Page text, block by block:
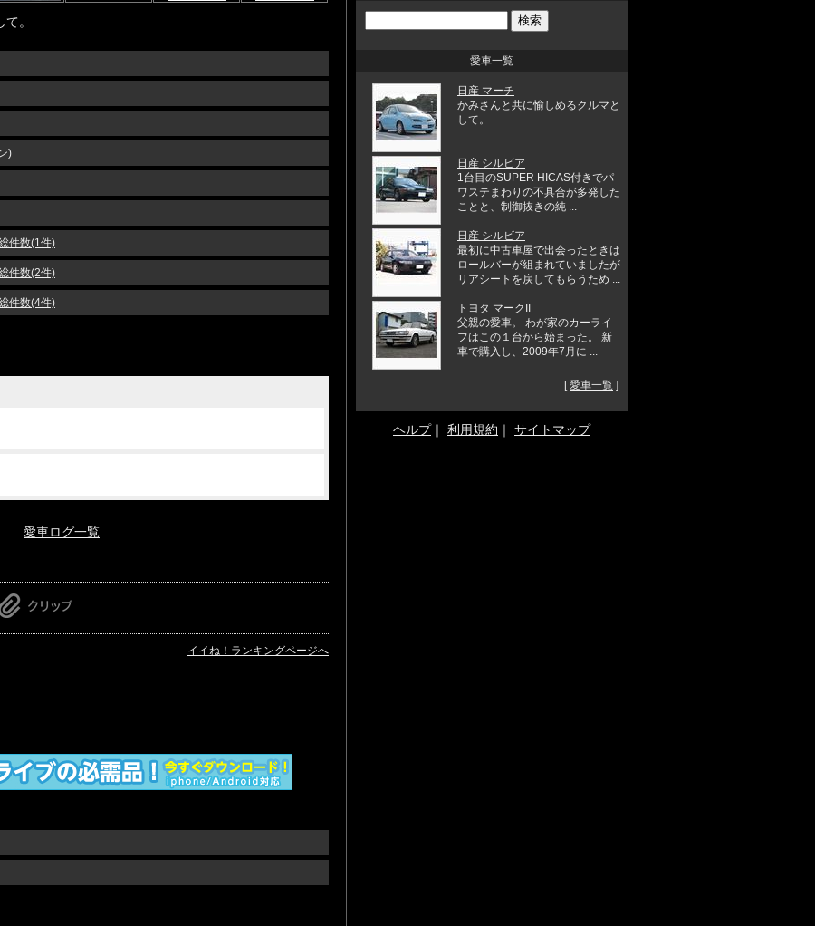
。
)
件数(1件)
件数(2件)
件数(4件)
愛車ログ一覧
イイね！ランキングページへ
愛車一覧
日産 マーチ
かみさんと共に愉しめるクルマと
して。
日産 シルビア
1台目のSUPER HICAS付きでパ
ワステまわりの不具合が多発した
ことと、制御抜きの純 ...
日産 シルビア
最初に中古車屋で出会ったときは
ロールバーが組まれていましたが
リアシートを戻してもらうため ...
トヨタ マークII
父親の愛車。 わが家のカーライ
フはこの１台から始まった。 新
車で購入し、2009年7月に ...
[愛車一覧 ]
ヘルプ｜ 利用規約 ｜ サイトマップ